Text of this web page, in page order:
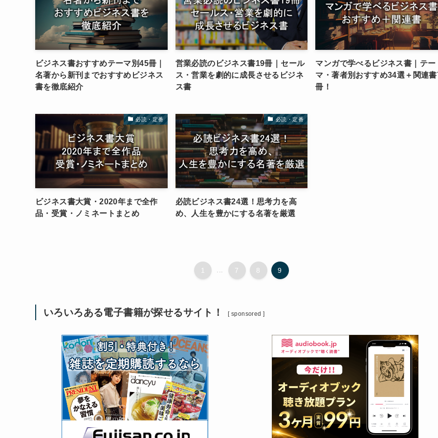
ビジネス書おすすめテーマ別45冊｜
名著から新刊までおすすめビジネス
書を徹底紹介
営業必読のビジネス書19冊｜セール
ス・営業を劇的に成長させるビジネ
ス書
マンガで学べるビジネス書｜テー
マ・著者別おすすめ34選＋関連
冊！
必読・定番
ビジネス書大賞・2020年まで全作
品・受賞・ノミネートまとめ
必読・定番
必読ビジネス書24選！思考力を高
め、人生を豊かにする名著を厳選
1 7 8 9
いろいろある電子書籍が探せるサイト！ [ sponsored ]